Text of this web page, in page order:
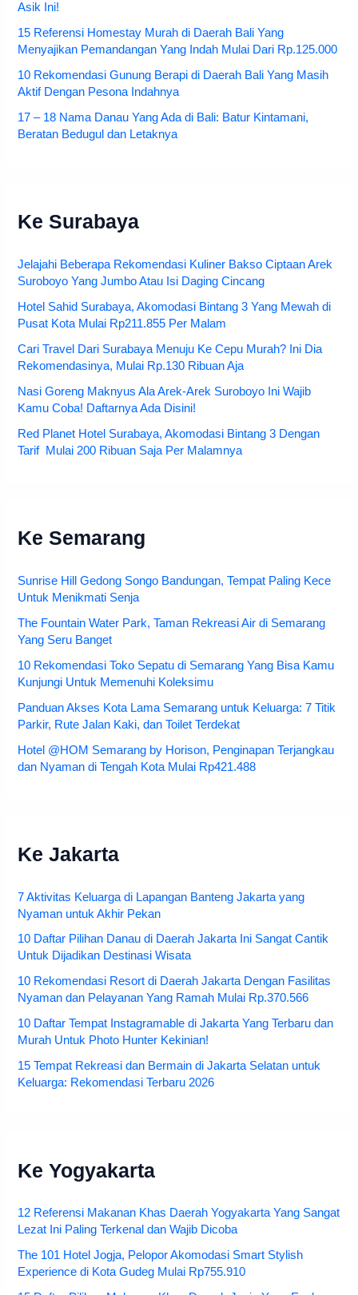
Asik Ini!
15 Referensi Homestay Murah di Daerah Bali Yang
Menyajikan Pemandangan Yang Indah Mulai Dari Rp.125.000
10 Rekomendasi Gunung Berapi di Daerah Bali Yang Masih
Aktif Dengan Pesona Indahnya
17 – 18 Nama Danau Yang Ada di Bali: Batur Kintamani,
Beratan Bedugul dan Letaknya
Ke Surabaya
Jelajahi Beberapa Rekomendasi Kuliner Bakso Ciptaan Arek
Suroboyo Yang Jumbo Atau Isi Daging Cincang
Hotel Sahid Surabaya, Akomodasi Bintang 3 Yang Mewah di
Pusat Kota Mulai Rp211.855 Per Malam
Cari Travel Dari Surabaya Menuju Ke Cepu Murah? Ini Dia
Rekomendasinya, Mulai Rp.130 Ribuan Aja
Nasi Goreng Maknyus Ala Arek-Arek Suroboyo Ini Wajib
Kamu Coba! Daftarnya Ada Disini!
Red Planet Hotel Surabaya, Akomodasi Bintang 3 Dengan
Tarif Mulai 200 Ribuan Saja Per Malamnya
Ke Semarang
Sunrise Hill Gedong Songo Bandungan, Tempat Paling Kece
Untuk Menikmati Senja
The Fountain Water Park, Taman Rekreasi Air di Semarang
Yang Seru Banget
10 Rekomendasi Toko Sepatu di Semarang Yang Bisa Kamu
Kunjungi Untuk Memenuhi Koleksimu
Panduan Akses Kota Lama Semarang untuk Keluarga: 7 Titik
Parkir, Rute Jalan Kaki, dan Toilet Terdekat
Hotel @HOM Semarang by Horison, Penginapan Terjangkau
dan Nyaman di Tengah Kota Mulai Rp421.488
Ke Jakarta
7 Aktivitas Keluarga di Lapangan Banteng Jakarta yang
Nyaman untuk Akhir Pekan
10 Daftar Pilihan Danau di Daerah Jakarta Ini Sangat Cantik
Untuk Dijadikan Destinasi Wisata
10 Rekomendasi Resort di Daerah Jakarta Dengan Fasilitas
Nyaman dan Pelayanan Yang Ramah Mulai Rp.370.566
10 Daftar Tempat Instagramable di Jakarta Yang Terbaru dan
Murah Untuk Photo Hunter Kekinian!
15 Tempat Rekreasi dan Bermain di Jakarta Selatan untuk
Keluarga: Rekomendasi Terbaru 2026
Ke Yogyakarta
12 Referensi Makanan Khas Daerah Yogyakarta Yang Sangat
Lezat Ini Paling Terkenal dan Wajib Dicoba
The 101 Hotel Jogja, Pelopor Akomodasi Smart Stylish
Experience di Kota Gudeg Mulai Rp755.910